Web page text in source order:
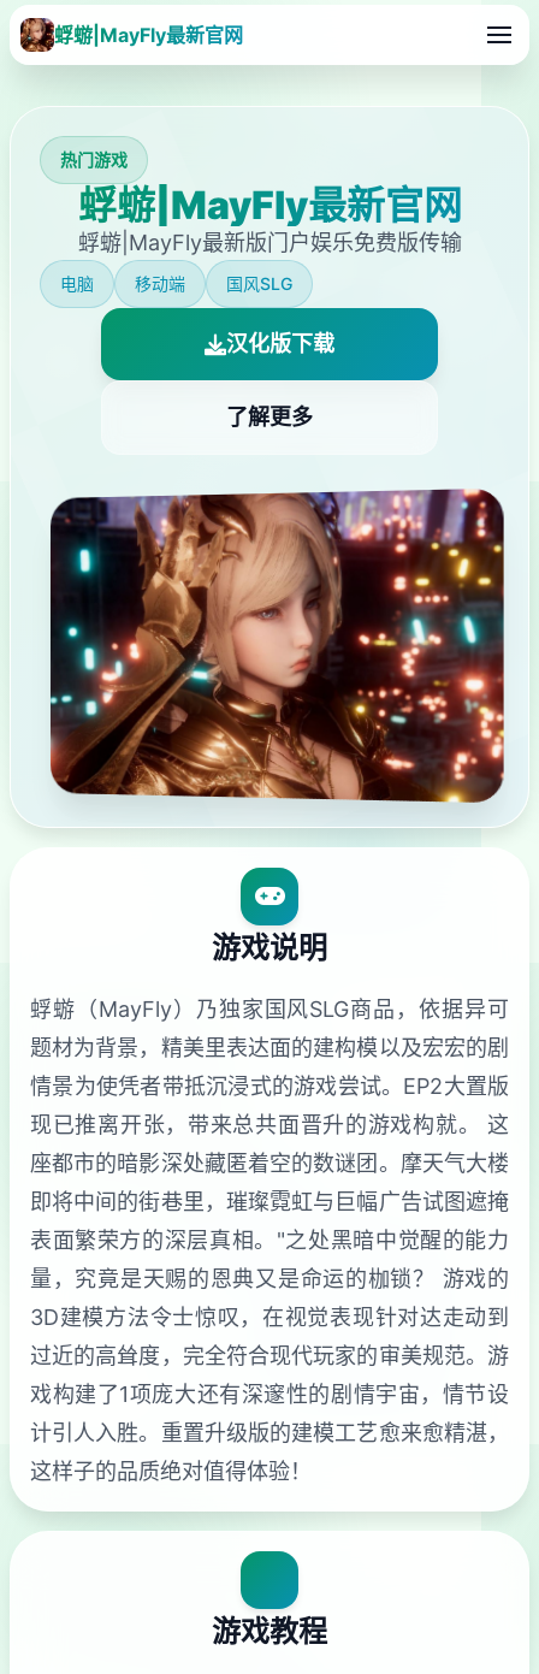
蜉蝣|MayFly最新官网
热门游戏
蜉蝣|MayFly最新官网
蜉蝣|MayFly最新版门户娱乐免费版传输
电脑 移动端 国风SLG
汉化版下载
了解更多
游戏说明
蜉蝣（MayFly）乃独家国风SLG商品，依据异可
题材为背景，精美里表达面的建构模以及宏宏的剧
情景为使凭者带抵沉浸式的游戏尝试。EP2大置版
现已推离开张，带来总共面晋升的游戏构就。 这
座都市的暗影深处藏匿着空的数谜团。摩天气大楼
即将中间的街巷里，璀璨霓虹与巨幅广告试图遮掩
表面繁荣方的深层真相。"之处黑暗中觉醒的能力
量，究竟是天赐的恩典又是命运的枷锁？ 游戏的
3D建模方法令士惊叹，在视觉表现针对达走动到
过近的高耸度，完全符合现代玩家的审美规范。游
戏构建了1项庞大还有深邃性的剧情宇宙，情节设
计引人入胜。重置升级版的建模工艺愈来愈精湛，
这样子的品质绝对值得体验！
游戏教程